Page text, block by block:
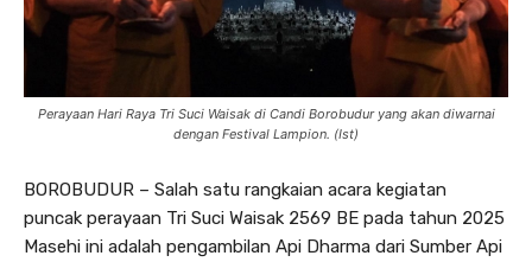
Perayaan Hari Raya Tri Suci Waisak di Candi Borobudur yang akan diwarnai
dengan Festival Lampion. (Ist)
BOROBUDUR – Salah satu rangkaian acara kegiatan
puncak perayaan Tri Suci Waisak 2569 BE pada tahun 2025
Masehi ini adalah pengambilan Api Dharma dari Sumber Api